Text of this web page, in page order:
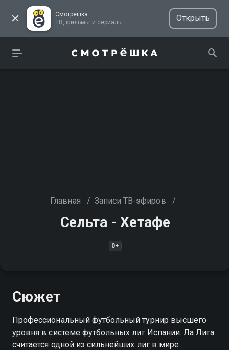
Смотрёшка
ТВ, фильмы и сериалы
Открыть
Главная / Записи ТВ-эфиров /
Сельта - Хетафе
0+
Сюжет
Профессиональный футбольный турнир высшего
уровня в системе футбольных лиг Испании. Ла Лига
считается одной из сильнейших лиг в мире